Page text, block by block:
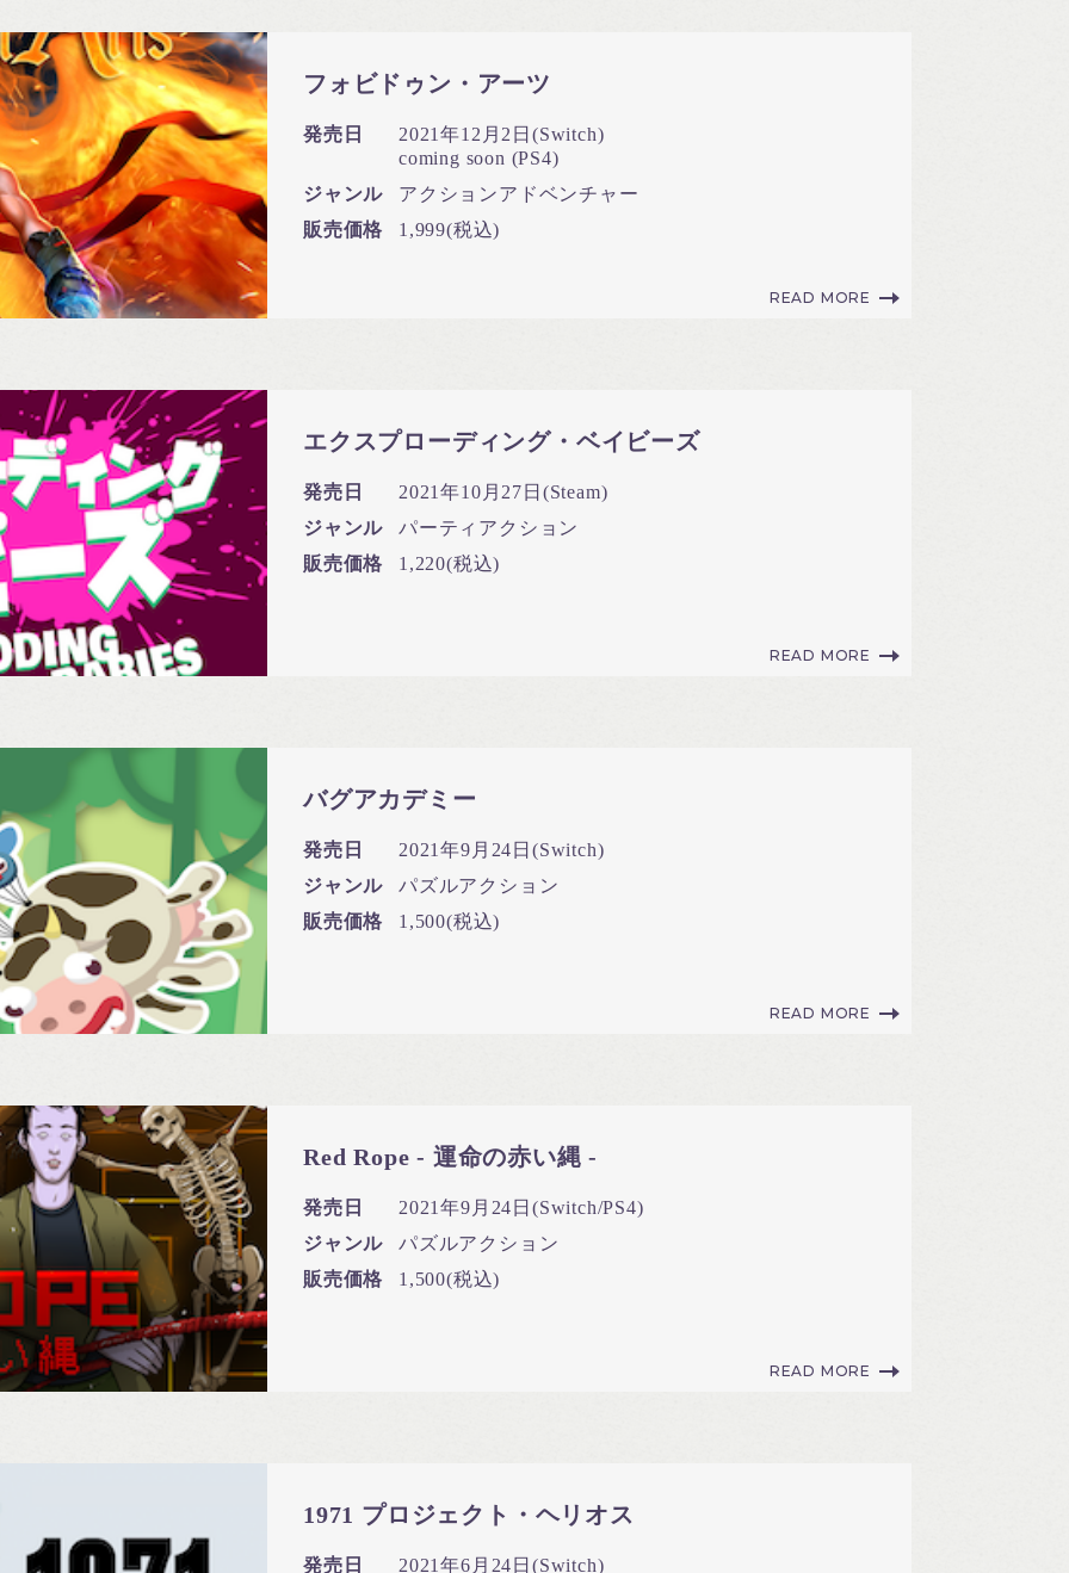
フォビドゥン・アーツ
発売日
2021年12月2日(Switch)
coming soon (PS4)
ジャンル
アクションアドベンチャー
販売価格
1,999(税込)
READ MORE
エクスプローディング・ベイビーズ
発売日
2021年10月27日(Steam)
ジャンル
パーティアクション
販売価格
1,220(税込)
READ MORE
バグアカデミー
発売日
2021年9月24日(Switch)
ジャンル
パズルアクション
販売価格
1,500(税込)
READ MORE
Red Rope - 運命の赤い縄 -
発売日
2021年9月24日(Switch/PS4)
ジャンル
パズルアクション
販売価格
1,500(税込)
READ MORE
1971 プロジェクト・ヘリオス
発売日
2021年6月24日(Switch)